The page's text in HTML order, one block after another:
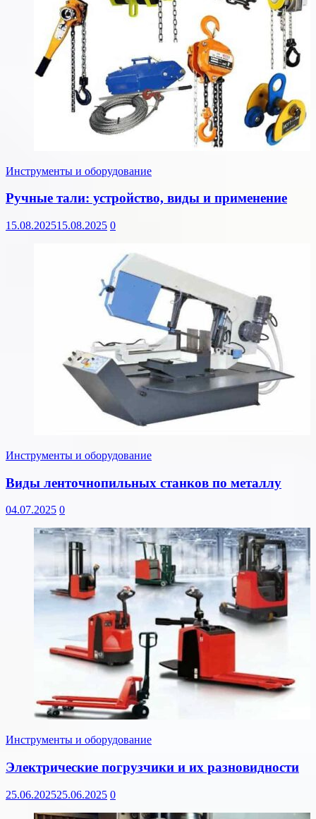
Инструменты и оборудование
Ручные тали: устройство, виды и применение
15.08.202515.08.2025 0
Инструменты и оборудование
Виды ленточнопильных станков по металлу
04.07.2025 0
Инструменты и оборудование
Электрические погрузчики и их разновидности
25.06.202525.06.2025 0